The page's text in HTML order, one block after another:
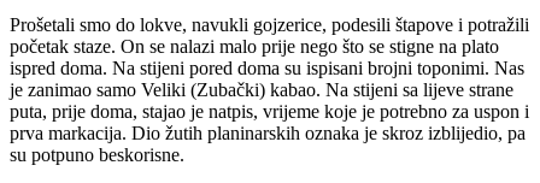
Prošetali smo do lokve, navukli gojzerice, podesili štapove i potražili
početak staze. On se nalazi malo prije nego što se stigne na plato
ispred doma. Na stijeni pored doma su ispisani brojni toponimi. Nas
je zanimao samo Veliki (Zubački) kabao. Na stijeni sa lijeve strane
puta, prije doma, stajao je natpis, vrijeme koje je potrebno za uspon i
prva markacija. Dio žutih planinarskih oznaka je skroz izblijedio, pa
su potpuno beskorisne.